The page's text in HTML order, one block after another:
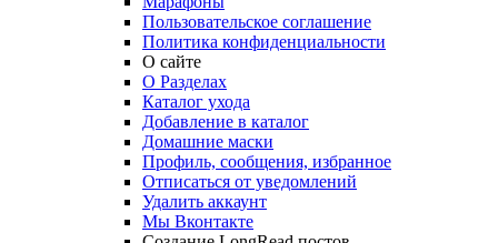
Пользовательское соглашение
Политика конфиденциальности
О сайте
О Разделах
Каталог ухода
Добавление в каталог
Домашние маски
Профиль, сообщения, избранное
Отписаться от уведомлений
Удалить аккаунт
Мы Вконтакте